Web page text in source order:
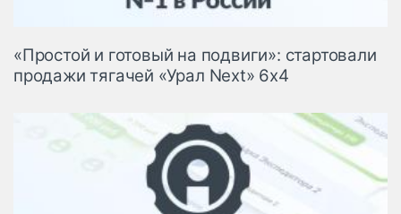
«Простой и готовый на подвиги»: стартовали
продажи тягачей «Урал Next» 6х4